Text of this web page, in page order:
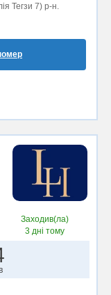
Тегзи 7) р-н.
Заходив(ла)
3 дні тому